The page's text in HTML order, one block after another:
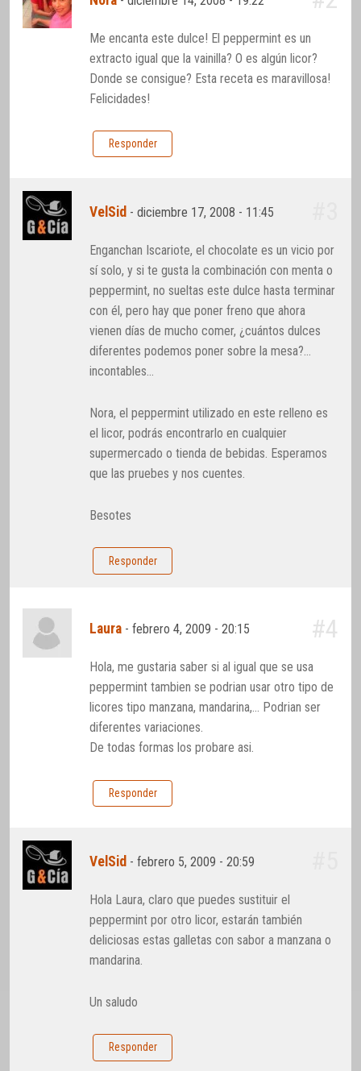
Me encanta este dulce! El peppermint es un
extracto igual que la vainilla? O es algún licor?
Donde se consigue? Esta receta es maravillosa!
Felicidades!
Responder
VelSid -diciembre 17, 2008 - 11:45
Enganchan Iscariote, el chocolate es un vicio por
sí solo, y si te gusta la combinación con menta o
peppermint, no sueltas este dulce hasta terminar
con él, pero hay que poner freno que ahora
vienen días de mucho comer, ¿cuántos dulces
diferentes podemos poner sobre la mesa?…
incontables…
Nora, el peppermint utilizado en este relleno es
el licor, podrás encontrarlo en cualquier
supermercado o tienda de bebidas. Esperamos
que las pruebes y nos cuentes.
Besotes
Responder
Laura -febrero 4, 2009 - 20:15 #4
Hola, me gustaria saber si al igual que se usa
peppermint tambien se podrian usar otro tipo de
licores tipo manzana, mandarina,… Podrian ser
diferentes variaciones.
De todas formas los probare asi.
Responder
VelSid -febrero 5, 2009 - 20:59
Hola Laura, claro que puedes sustituir el
peppermint por otro licor, estarán también
deliciosas estas galletas con sabor a manzana o
mandarina.
Un saludo
Responder